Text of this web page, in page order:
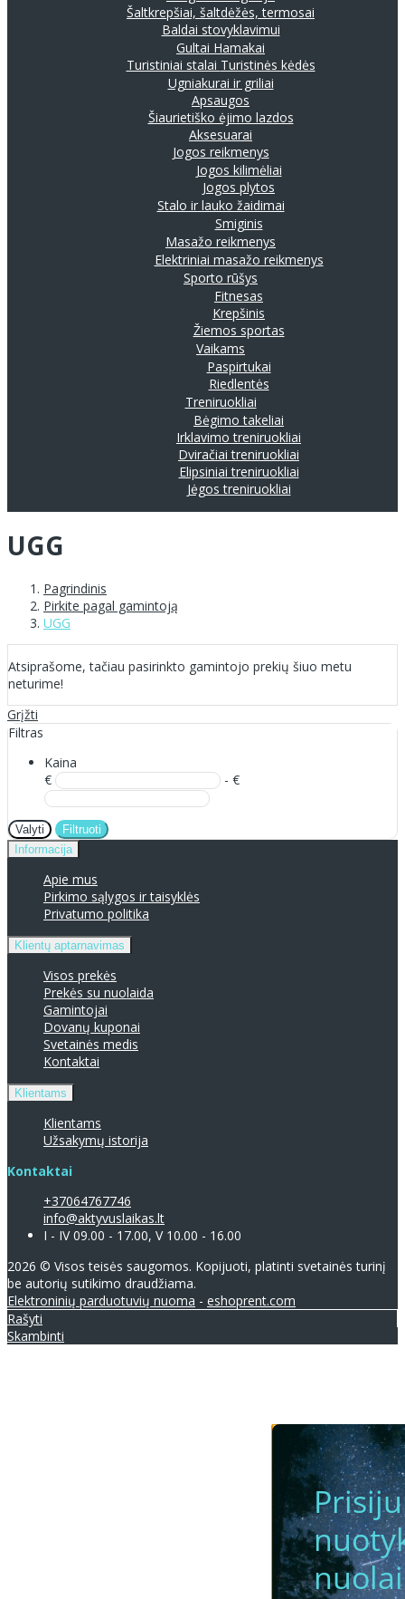
Šaltkrepšiai, šaltdėžės, termosai
Baldai stovyklavimui
Gultai Hamakai
Turistiniai stalai Turistinės kėdės
Ugniakurai ir griliai
Apsaugos
Šiaurietiško ėjimo lazdos
Aksesuarai
Jogos reikmenys
Jogos kilimėliai
Jogos plytos
Stalo ir lauko žaidimai
Smiginis
Masažo reikmenys
Elektriniai masažo reikmenys
Sporto rūšys
Fitnesas
Krepšinis
Žiemos sportas
Vaikams
Paspirtukai
Riedlentės
Treniruokliai
Bėgimo takeliai
Irklavimo treniruokliai
Dviračiai treniruokliai
Elipsiniai treniruokliai
Jėgos treniruokliai
UGG
Pagrindinis
Pirkite pagal gamintoją
UGG
Atsiprašome, tačiau pasirinkto gamintojo prekių šiuo metu
neturime!
Grįžti
Filtras
Kaina
€
- €
Valyti
Filtruoti
Informacija
Apie mus
Pirkimo sąlygos ir taisyklės
Privatumo politika
Klientų aptarnavimas
Visos prekės
Prekės su nuolaida
Gamintojai
Dovanų kuponai
Svetainės medis
Kontaktai
Klientams
Klientams
Užsakymų istorija
Kontaktai
+37064767746
info@aktyvuslaikas.lt
I - IV 09.00 - 17.00, V 10.00 - 16.00
2026 © Visos teisės saugomos. Kopijuoti, platinti svetainės turinį
be autorių sutikimo draudžiama.
Elektroninių parduotuvių nuoma - eshoprent.com
Rašyti
Skambinti